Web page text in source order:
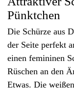
Pünktchen
Die Schürze aus
der Seite perfekt
einen femininen
Rüschen an den
Etwas. Die